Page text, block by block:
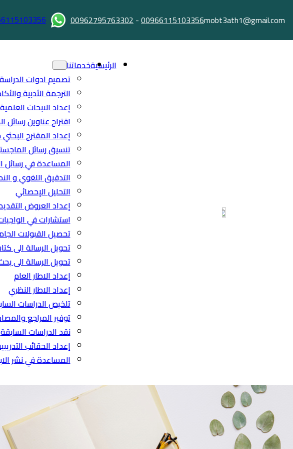
mobt3ath1@gmail.com
00966115103356
-
00962795763302
الرئيسيةخدماتنا
تصميم ادوات
الترجمة الأدبية
إعداد الابحاث
اقتراح عناوين رسائل
إعداد المقترح
تنسيق رسائل
المساعدة في رسائل
التدقيق اللغوي و
التحليل الإحصائي
إعداد العروض
استشارات في
تحصيل القبولات
تحويل الرسالة الى
تحويل الرسالة الى
إعداد الاطار العام
إعداد الاطار النظري
تلخيص الدراسات
توفير المراجع
نقد الدراسات السابقة
إعداد الحقائب
المساعدة في نشر